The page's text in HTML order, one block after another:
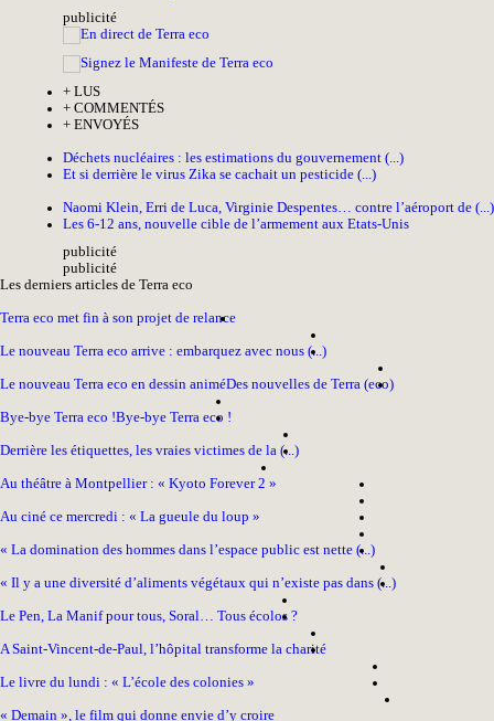
publicité
+ LUS
+ COMMENTÉS
+ ENVOYÉS
Déchets nucléaires : les estimations du gouvernement (...)
Et si derrière le virus Zika se cachait un pesticide (...)
Naomi Klein, Erri de Luca, Virginie Despentes… contre l’aéroport de (...)
Les 6-12 ans, nouvelle cible de l’armement aux Etats-Unis
publicité
publicité
Les derniers articles de Terra eco
Terra eco met fin à son projet de relance
Le nouveau Terra eco arrive : embarquez avec nous (...)
Le nouveau Terra eco en dessin animéDes nouvelles de Terra (eco)
Bye-bye Terra eco !Bye-bye Terra eco !
Derrière les étiquettes, les vraies victimes de la (...)
Au théâtre à Montpellier : « Kyoto Forever 2 »
Au ciné ce mercredi : « La gueule du loup »
« La domination des hommes dans l’espace public est nette (...)
« Il y a une diversité d’aliments végétaux qui n’existe pas dans (...)
Le Pen, La Manif pour tous, Soral… Tous écolos ?
A Saint-Vincent-de-Paul, l’hôpital transforme la charité
Le livre du lundi : « L’école des colonies »
« Demain », le film qui donne envie d’y croire